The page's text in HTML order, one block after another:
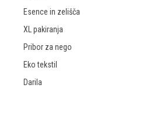
Esence in zelišča
XL pakiranja
Pribor za nego
Eko tekstil
Darila